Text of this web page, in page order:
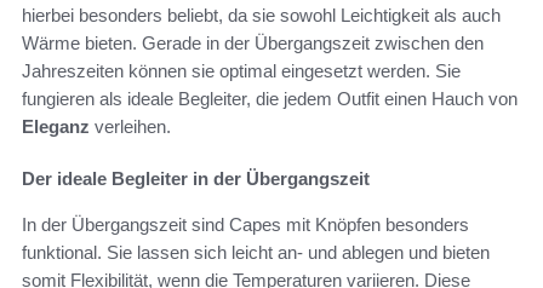
hierbei besonders beliebt, da sie sowohl Leichtigkeit als auch
Wärme bieten. Gerade in der Übergangszeit zwischen den
Jahreszeiten können sie optimal eingesetzt werden. Sie
fungieren als ideale Begleiter, die jedem Outfit einen Hauch von
Eleganz verleihen.
Der ideale Begleiter in der Übergangszeit
In der Übergangszeit sind Capes mit Knöpfen besonders
funktional. Sie lassen sich leicht an- und ablegen und bieten
somit Flexibilität, wenn die Temperaturen variieren. Diese